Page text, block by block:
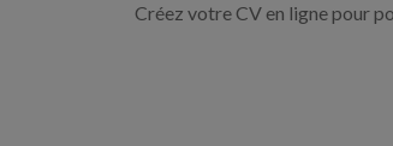
Créez votre CV en ligne pour